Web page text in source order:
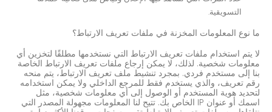
التسويقية.
ما نوع المعلومات المخزنة في ملفات تعريف الارتباط؟
لا يتم استخدام ملفات تعريف الارتباط التي نستخدمها مطلقًا لتخزين أي
معلومات شخصية. لذلك، لا يمكن إرجاع ملفات تعريف الارتباط الخاصة
بنا إلى مستخدم فردي. بمجرد تنشيط ملف تعريف الارتباط، يتم منحه
رقم تعريف، والذي يستخدم فقط للمرجع الداخلي ولا يمكن استخدامه
لتحديد هوية المستخدم أو الوصول إلى أي معلومات شخصية، مثل
اسمك أو عنوان IP الخاص بك. تتيح لنا المعلومات مجهولة المصدر التي